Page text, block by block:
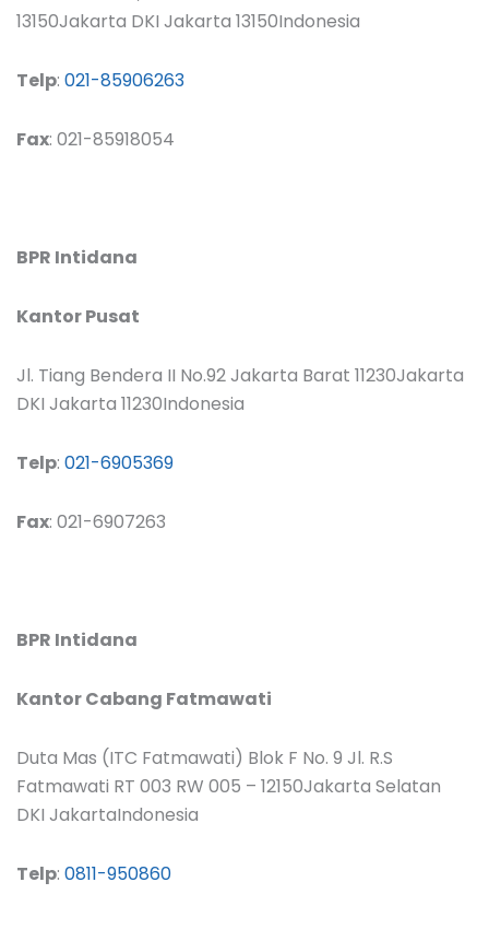
13150Jakarta DKI Jakarta 13150Indonesia
Telp: 021-85906263
Fax: 021-85918054
BPR Intidana
Kantor Pusat
Jl. Tiang Bendera II No.92 Jakarta Barat 11230Jakarta
DKI Jakarta 11230Indonesia
Telp: 021-6905369
Fax: 021-6907263
BPR Intidana
Kantor Cabang Fatmawati
Duta Mas (ITC Fatmawati) Blok F No. 9 Jl. R.S
Fatmawati RT 003 RW 005 – 12150Jakarta Selatan
DKI JakartaIndonesia
Telp: 0811-950860